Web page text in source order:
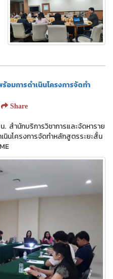
อมการดำเนินโครงการจัดทำ
Share
. สำนักบริการวิชาการและจัดหาราย
นินโครงการจัดทำหลักสูตรระยะสั้น